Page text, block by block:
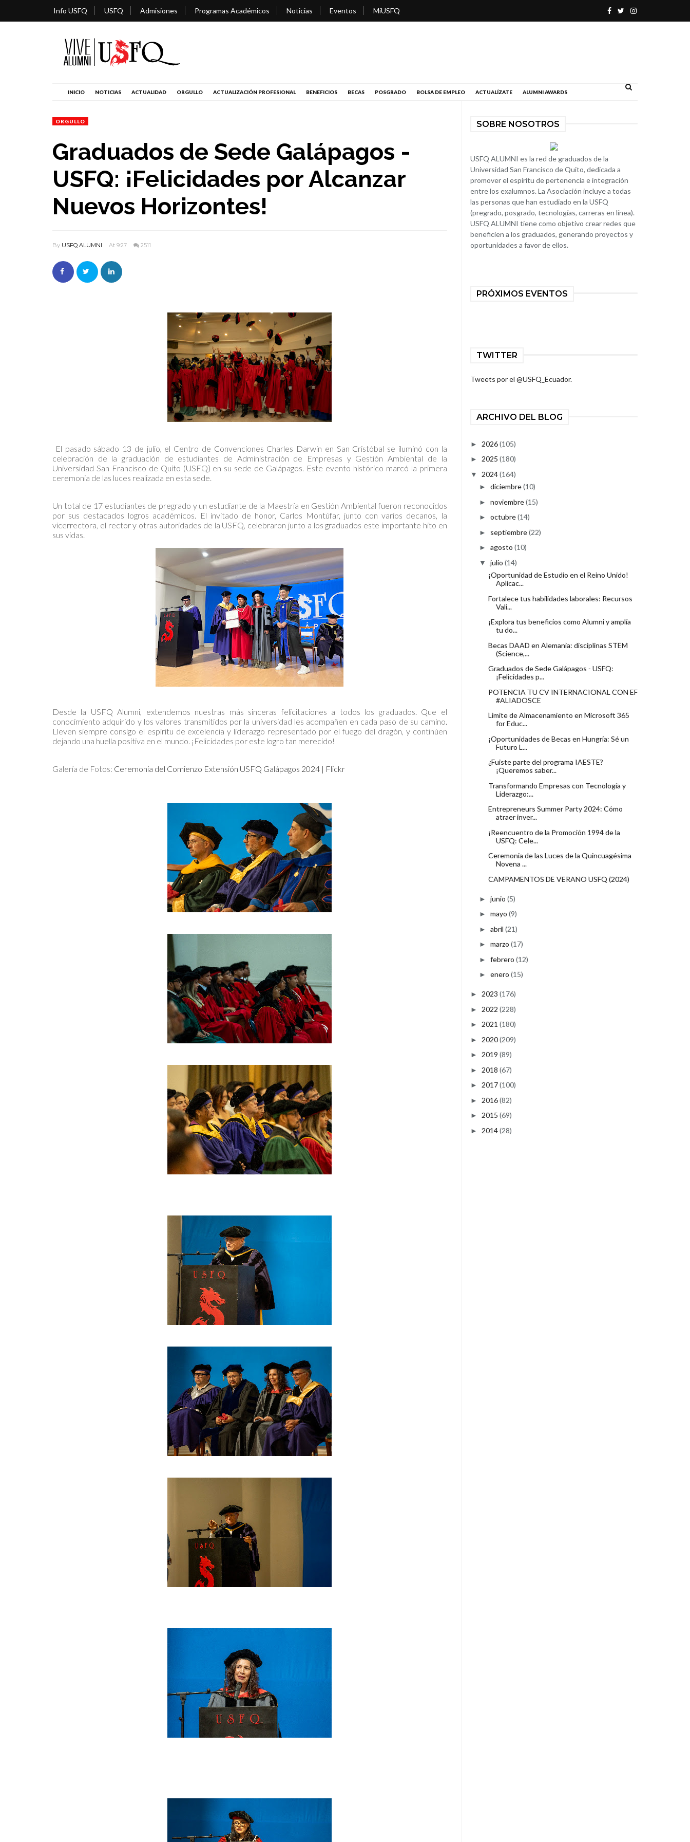
Info USFQ USFQ Admisiones Programas Académicos Noticias Eventos MiUSFQ
INICIO NOTICIAS ACTUALIDAD ORGULLO ACTUALIZACIÓN PROFESIONAL BENEFICIOS BECAS POSGRADO BOLSA DE EMPLEO ACTUALÍZATE ALUMNI AWARDS
ORGULLO
Graduados de Sede Galápagos -
USFQ: ¡Felicidades por Alcanzar
Nuevos Horizontes!
By USFQ ALUMNI At 9:27 2511
El pasado sábado 13 de julio, el Centro de Convenciones Charles Darwin en San Cristóbal se iluminó con la
celebración de la graduación de estudiantes de Administración de Empresas y Gestión Ambiental de la
Universidad San Francisco de Quito (USFQ) en su sede de Galápagos. Este evento histórico marcó la primera
ceremonia de las luces realizada en esta sede.
Un total de 17 estudiantes de pregrado y un estudiante de la Maestría en Gestión Ambiental fueron reconocidos
por sus destacados logros académicos. El invitado de honor, Carlos Montúfar, junto con varios decanos, la
vicerrectora, el rector y otras autoridades de la USFQ, celebraron junto a los graduados este importante hito en
sus vidas.
Desde la USFQ Alumni, extendemos nuestras más sinceras felicitaciones a todos los graduados. Que el
conocimiento adquirido y los valores transmitidos por la universidad les acompañen en cada paso de su camino.
Lleven siempre consigo el espíritu de excelencia y liderazgo representado por el fuego del dragón, y continúen
dejando una huella positiva en el mundo. ¡Felicidades por este logro tan merecido!
Galería de Fotos: Ceremonia del Comienzo Extensión USFQ Galápagos 2024 | Flickr
SOBRE NOSOTROS
USFQ ALUMNI es la red de graduados de la
Universidad San Francisco de Quito, dedicada a
promover el espíritu de pertenencia e integración
entre los exalumnos. La Asociación incluye a todas
las personas que han estudiado en la USFQ
(pregrado, posgrado, tecnologías, carreras en línea).
USFQ ALUMNI tiene como objetivo crear redes que
beneficien a los graduados, generando proyectos y
oportunidades a favor de ellos.
PRÓXIMOS EVENTOS
TWITTER
Tweets por el @USFQ_Ecuador.
ARCHIVO DEL BLOG
► 2026(105)
► 2025 (180)
▼ 2024(164)
► diciembre(10)
► noviembre(15)
► octubre(14)
► septiembre(22)
► agosto (10)
▼ julio (14)
¡Oportunidad de Estudio en el Reino Unido!
Aplicac...
Fortalece tus habilidades laborales: Recursos
Vali...
¡Explora tus beneficios como Alumni y amplía
tu do...
Becas DAAD en Alemania: disciplinas STEM
(Science,...
Graduados de Sede Galápagos - USFQ:
¡Felicidades p...
POTENCIA TU CV INTERNACIONAL CON EF
#ALIADOSCE
Límite de Almacenamiento en Microsoft 365
for Educ...
¡Oportunidades de Becas en Hungría: Sé un
Futuro L...
¿Fuiste parte del programa IAESTE?
¡Queremos saber...
Transformando Empresas con Tecnología y
Liderazgo:...
Entrepreneurs Summer Party 2024: Cómo
atraer inver...
¡Reencuentro de la Promoción 1994 de la
USFQ: Cele...
Ceremonia de las Luces de la Quincuagésima
Novena ...
CAMPAMENTOS DE VERANO USFQ (2024)
► junio (5)
► mayo (9)
► abril (21)
► marzo (17)
► febrero (12)
► enero (15)
► 2023 (176)
► 2022 (228)
► 2021 (180)
► 2020(209)
► 2019 (89)
► 2018 (67)
► 2017(100)
► 2016(82)
► 2015 (69)
► 2014(28)